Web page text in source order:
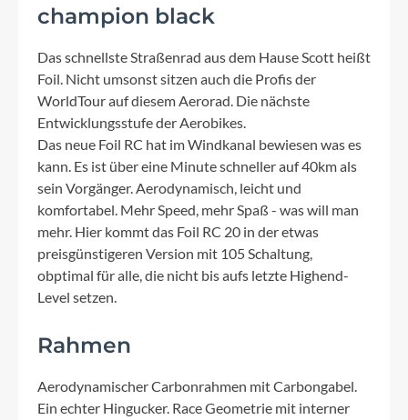
champion black
Das schnellste Straßenrad aus dem Hause Scott heißt
Foil. Nicht umsonst sitzen auch die Profis der
WorldTour auf diesem Aerorad. Die nächste
Entwicklungsstufe der Aerobikes.
Das neue Foil RC hat im Windkanal bewiesen was es
kann. Es ist über eine Minute schneller auf 40km als
sein Vorgänger. Aerodynamisch, leicht und
komfortabel. Mehr Speed, mehr Spaß - was will man
mehr. Hier kommt das Foil RC 20 in der etwas
preisgünstigeren Version mit 105 Schaltung,
obptimal für alle, die nicht bis aufs letzte Highend-
Level setzen.
Rahmen
Aerodynamischer Carbonrahmen mit Carbongabel.
Ein echter Hingucker. Race Geometrie mit interner